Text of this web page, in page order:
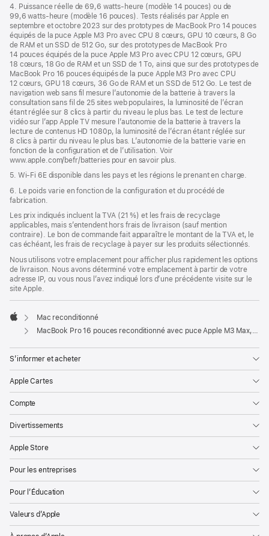
4. Puissance réelle de 69,6 watts-heure (modèle 14 pouces) ou de
99,6 watts-heure (modèle 16 pouces). Tests réalisés par Apple en
septembre et octobre 2023 sur des prototypes de MacBook Pro 14 pouces
équipés de la puce Apple M3 Pro avec CPU 8 cœurs, GPU 10 cœurs, 8 Go
de RAM et un SSD de 512 Go, sur des prototypes de MacBook Pro
14 pouces équipés de la puce Apple M3 Pro avec CPU 12 cœurs, GPU
18 cœurs, 18 Go de RAM et un SSD de 1 To, ainsi que sur des prototypes de
MacBook Pro 16 pouces équipés de la puce Apple M3 Pro avec CPU
12 cœurs, GPU 18 cœurs, 36 Go de RAM et un SSD de 512 Go. Le test de
navigation web sans fil mesure l’autonomie de la batterie à travers la
consultation sans fil de 25 sites web populaires, la luminosité de l’écran
étant réglée sur 8 clics à partir du niveau le plus bas. Le test de lecture
vidéo sur l’app Apple TV mesure l’autonomie de la batterie à travers la
lecture de contenus HD 1080p, la luminosité de l’écran étant réglée sur
8 clics à partir du niveau le plus bas. L’autonomie de la batterie varie en
fonction de la configuration et de l’utilisation. Voir
www.apple.com/befr/batteries pour en savoir plus.
5. Wi-Fi 6E disponible dans les pays et les régions le prenant en charge.
6. Le poids varie en fonction de la configuration et du procédé de
fabrication.
Les prix indiqués incluent la TVA (21 %) et les frais de recyclage
applicables, mais s’entendent hors frais de livraison (sauf mention
contraire). Le bon de commande fait apparaître le montant de la TVA et, le
cas échéant, les frais de recyclage à payer sur les produits sélectionnés.
Nous utilisons votre emplacement pour afficher plus rapidement les options
de livraison. Nous avons déterminé votre emplacement à partir de votre
adresse IP, ou vous nous l’avez indiqué lors d’une précédente visite sur le
site Apple.
Apple
Mac reconditionné
MacBook Pro 16 pouces reconditionné avec puce Apple M3 Max, CPU 14 cœurs et GPU 30 cœurs - Argent
S’informer et acheter
Apple Cartes
Compte
Divertissements
Apple Store
Pour les entreprises
Pour l’Éducation
Valeurs d’Apple